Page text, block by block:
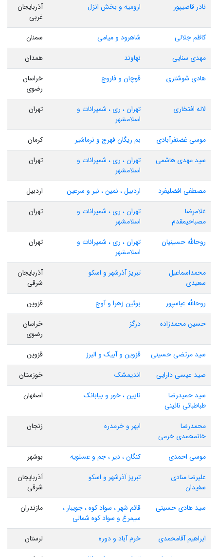
نادر قاضیپور ارومیه و بخش انزل
آذربایجان
غربی
کاظم جلالی
شاهرود و میامی
سمنان
مهدی سنایی
نهاوند
همدان
هادی شوشتری
قوچان و فاروج
خراسان
رضوی
لاله افتخاری
تهران ، ری ، شمیرانات و
اسلامشهر
تهران
موسی غضنفرآبادی بم ریگان فهرج و نرماشیر
کرمان
سید مهدی هاشمی
تهران ، ری ، شمیرانات و
اسلامشهر
تهران
مصطفی افضلیفرد اردبیل ، نمین ، نیر و سرعین
اردبیل
غلامرضا
مصباحیمقدم
تهران ، ری ، شمیرانات و
اسلامشهر
تهران
روحالله حسینیان
تهران ، ری ، شمیرانات و
اسلامشهر
تهران
محمداسماعیل
سعیدی
تبریز آذرشهر و اسکو
آذربایجان
شرقی
روحالله عباسپور
بوئین زهرا و آوج
قزوین
حسین محمدزاده
درگز
خراسان
رضوی
سید مرتضی حسینی
قزوین و آبیک و البرز
قزوین
صید عیسی دارایی
اندیمشک
خوزستان
سید حمیدرضا
طباطبائی نائینی
نایین ، خور و بیابانک اصفهان
محمدرضا
خانمحمدی خرمی
ابهر و خرمدره زنجان
موسی احمدی کنگان ، دیر ، جم و عسلویه
بوشهر
علیرضا منادی
سفیدان
تبریز آذرشهر و اسکو
آذربایجان
شرقی
سید هادی حسینی
قائم شهر ، سواد کوه ، جویبار ،
سیمرغ و سواد کوه شمالی
مازندران
ابراهیم آقامحمدی خرم آباد و دوره
لرستان